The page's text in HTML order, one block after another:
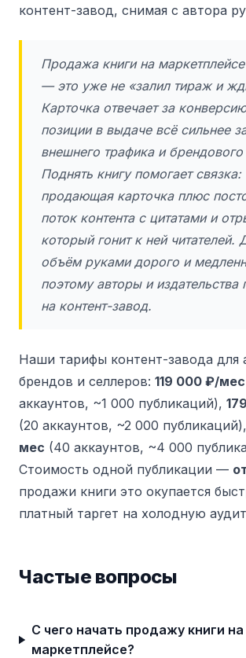
контент-завод, снимая с автора
Продажа книги на
— это уже не «залил тираж и
Карточка отвечает за
позиции в выдаче всё сильнее
внешнего трафика и брендового
Поднять книгу помогает связка:
продающая карточка плюс
поток контента с цитатами и
который гонит к ней читателей.
объём руками дорого и
поэтому авторы и издательства
на контент-завод.
Наши тарифы контент-завода для
брендов и селлеров: 119 000 ₽/мес
аккаунтов, ~1 000 публикаций),
(20 аккаунтов, ~2 000 публикаций),
мес (40 аккаунтов, ~4 000
Стоимость одной публикации —
продажи книги это окупается
платный таргет на холодную
Частые вопросы
С чего начать продажу книги на
маркетплейсе?